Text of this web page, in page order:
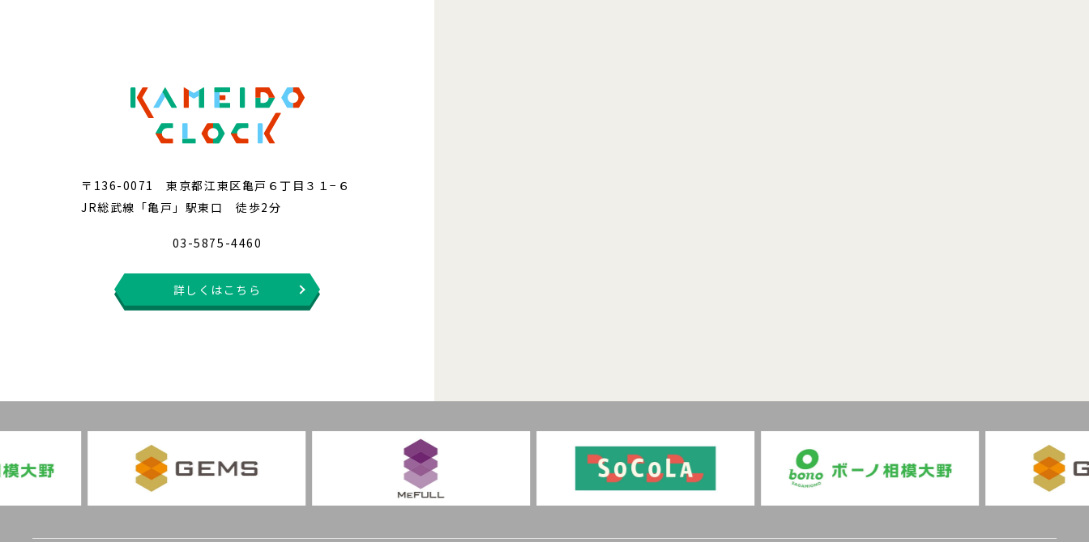
〒136-0071 東京都江東区亀戸６丁目３１−６
JR総武線「亀戸」駅東口 徒歩2分
03-5875-4460
詳しくはこちら